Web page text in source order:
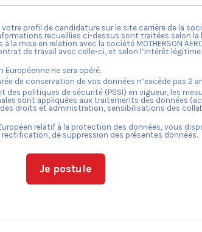
votre profil de candidature sur le site carrière de la
recueillies ci-dessus sont traitées selon la
la mise en relation avec la société MOTHERSON
de travail avec celle-ci, et selon l’intérêt légitime
ne sera opéré.
de conservation de vos données n’excède pas 2
des politiques de sécurité (PSSI) en vigueur, les
sont appliquées aux traitements des données
droits et administration, sensibilisations des
relatif à la protection des données, vous
de suppression des présentes données.
Je postule